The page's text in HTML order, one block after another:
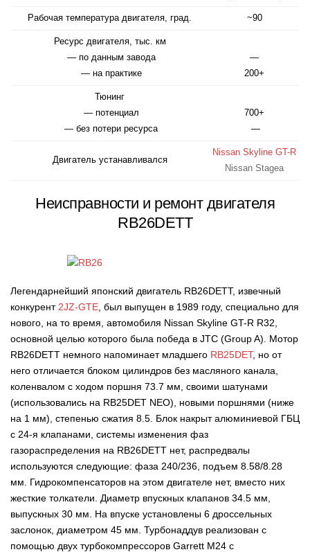
Рабочая температура двигателя, град. ~90
Ресурс двигателя, тыс. км
— по данным завода
— на практике
—
200+
Тюнинг
— потенциал
— без потери ресурса
700+
—
Двигатель устанавливался
Nissan Skyline GT-R
Nissan Stagea
Неисправности и ремонт двигателя
RB26DETT
Легендарнейший японский двигатель RB26DETT, извечный
конкурент 2JZ-GTE , был выпущен в 1989 году, специально для
нового, на то время, автомобиля Nissan Skyline GT-R R32,
основной целью которого была победа в JTC (Group A). Мотор
RB26DETT немного напоминает младшего RB25DET, но от
него отличается блоком цилиндров без масляного канала,
коленвалом с ходом поршня 73.7 мм, своими шатунами
(использовались на RB25DET NEO), новыми поршнями (ниже
на 1 мм), степенью сжатия 8.5. Блок накрыт алюминиевой ГБЦ
с 24-я клапанами, системы изменения фаз
газораспределения на RB26DETT нет, распредвалы
используются следующие: фаза 240/236, подъем 8.58/8.28
мм. Гидрокомпенсаторов на этом двигателе нет, вместо них
жесткие толкатели. Диаметр впускных клапанов 34.5 мм,
выпускных 30 мм. На впуске установлены 6 дроссельных
заслонок, диаметром 45 мм. Турбонаддув реализован с
помощью двух турбокомпрессоров Garrett M24 с